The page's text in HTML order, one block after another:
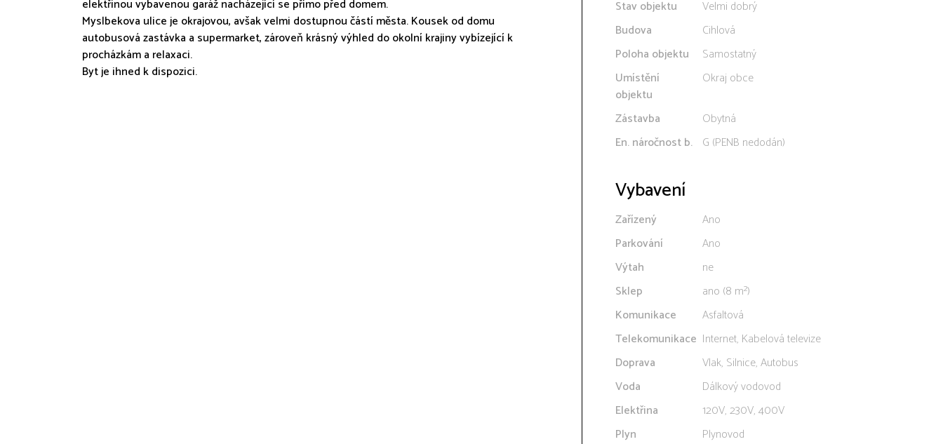
elektřinou vybavenou garáž nacházející se přímo před domem.
Myslbekova ulice je okrajovou, avšak velmi dostupnou částí města. Kousek od domu
autobusová zastávka a supermarket, zároveň krásný výhled do okolní krajiny vybízející k
procházkám a relaxaci.
Byt je ihned k dispozici.
Stav objektu
Velmi dobrý
Budova
Cihlová
Poloha objektu
Samostatný
Umístění
objektu
Okraj obce
Zástavba
Obytná
En. náročnost b. G (PENB nedodán)
Vybavení
Zařízený
Ano
Parkování
Ano
Výtah
ne
Sklep
ano (8 m²)
Komunikace
Asfaltová
Telekomunikace Internet, Kabelová televize
Doprava
Vlak, Silnice, Autobus
Voda
Dálkový vodovod
Elektřina
120V, 230V, 400V
Plyn
Plynovod